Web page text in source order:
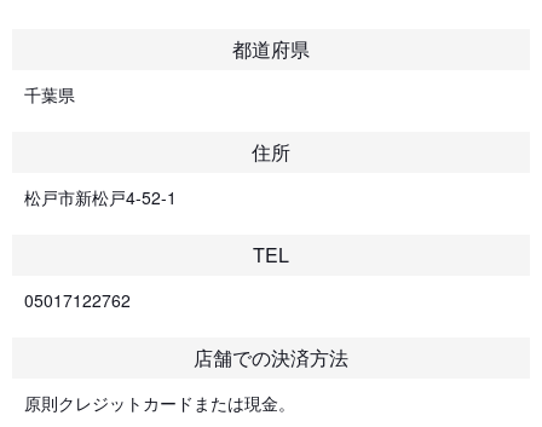
都道府県
千葉県
住所
松戸市新松戸4-52-1
TEL
05017122762
店舗での決済方法
原則クレジットカードまたは現金。